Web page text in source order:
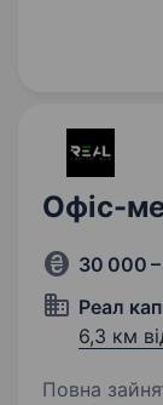
Офіс-
30 000
Реал
6,3 км
Повна